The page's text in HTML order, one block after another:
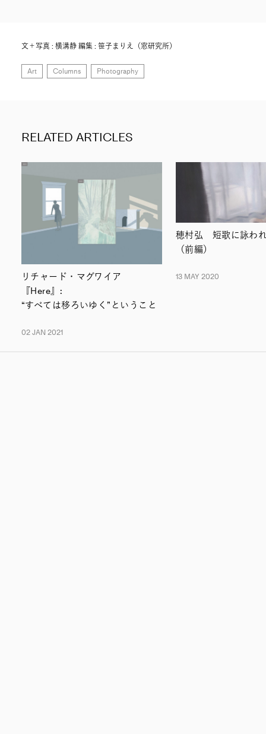
文＋写真 : 横溝静 編集 : 笹子まりえ（窓研究所）
Art Columns Photography
RELATED ARTICLES
リチャード・マグワイア
『Here』:
“すべては移ろいゆく”ということ
02 JAN 2021
穂村弘 短歌に詠わ
（前編）
13 MAY 2020